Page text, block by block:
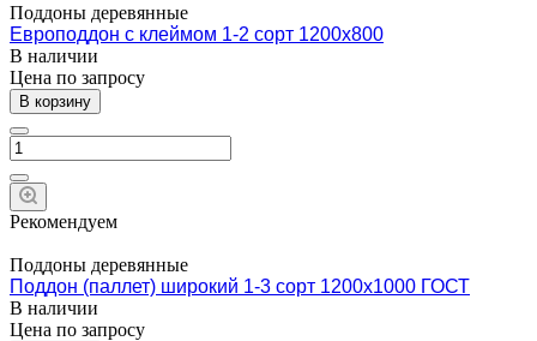
Поддоны деревянные
Европоддон с клеймом 1-2 сорт 1200х800
В наличии
Цена по запросу
В корзину
Рекомендуем
Поддоны деревянные
Поддон (паллет) широкий 1-3 сорт 1200х1000 ГОСТ
В наличии
Цена по запросу